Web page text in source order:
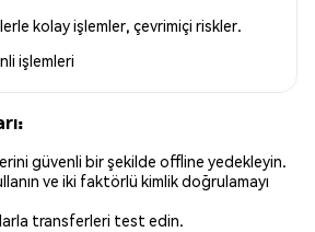
kolay işlemler, çevrimiçi riskler.
işlemleri
güvenli bir şekilde offline yedekleyin.
ve iki faktörlü kimlik doğrulamayı
transferleri test edin.